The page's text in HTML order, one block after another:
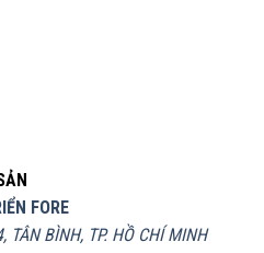
FORE
TÂN BÌNH, TP. HỒ CHÍ MINH